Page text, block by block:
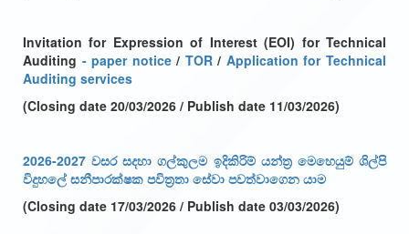
Invitation for Expression of Interest (EOI) for Technical
Auditing -paper notice/ TOR/ Application for Technical
Auditing services
(Closing date 20/03/2026 / Publish date 11/03/2026)
2026-2027 වසර සදහා ගල්කුලම ඉදිකිරිම් යන්ත්‍ර මෙහෙයුම් ශිල්පි
විදුහලේ සනීපාරක්ෂක පවිත්‍රතා සේවා පවත්වාගෙන යාම
(Closing date 17/03/2026 / Publish date 03/03/2026)